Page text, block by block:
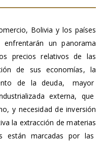
Bolivia y los países
un panorama
precios relativos de las
de sus economías, la
de la deuda, mayor
externa, que
y necesidad de inversión
la extracción de materias
están marcadas por las